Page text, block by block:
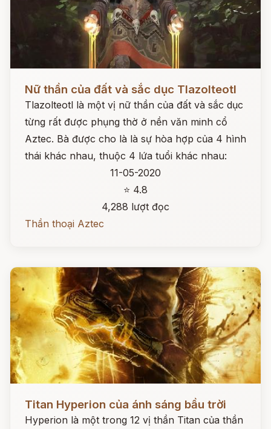
Nữ thần của đất và sắc dục Tlazolteotl
Tlazolteotl là một vị nữ thần của đất và sắc dục
từng rất được phụng thờ ở nền văn minh cổ
Aztec. Bà được cho là là sự hòa hợp của 4 hình
thái khác nhau, thuộc 4 lứa tuổi khác nhau:
11-05-2020
⭐ 4.8
4,288 lượt đọc
Thần thoại Aztec
Titan Hyperion của ánh sáng bầu trời
Hyperion là một trong 12 vị thần Titan của thần